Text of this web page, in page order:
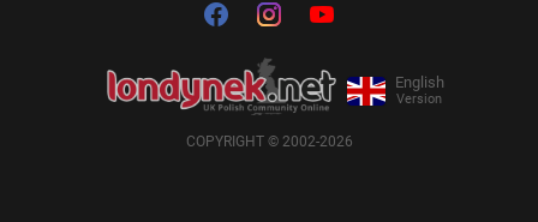
English
Version
COPYRIGHT © 2002-2026